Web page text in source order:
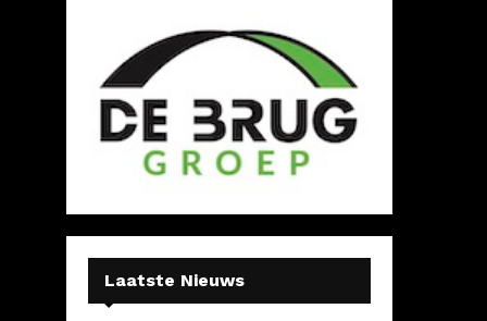
Laatste Nieuws